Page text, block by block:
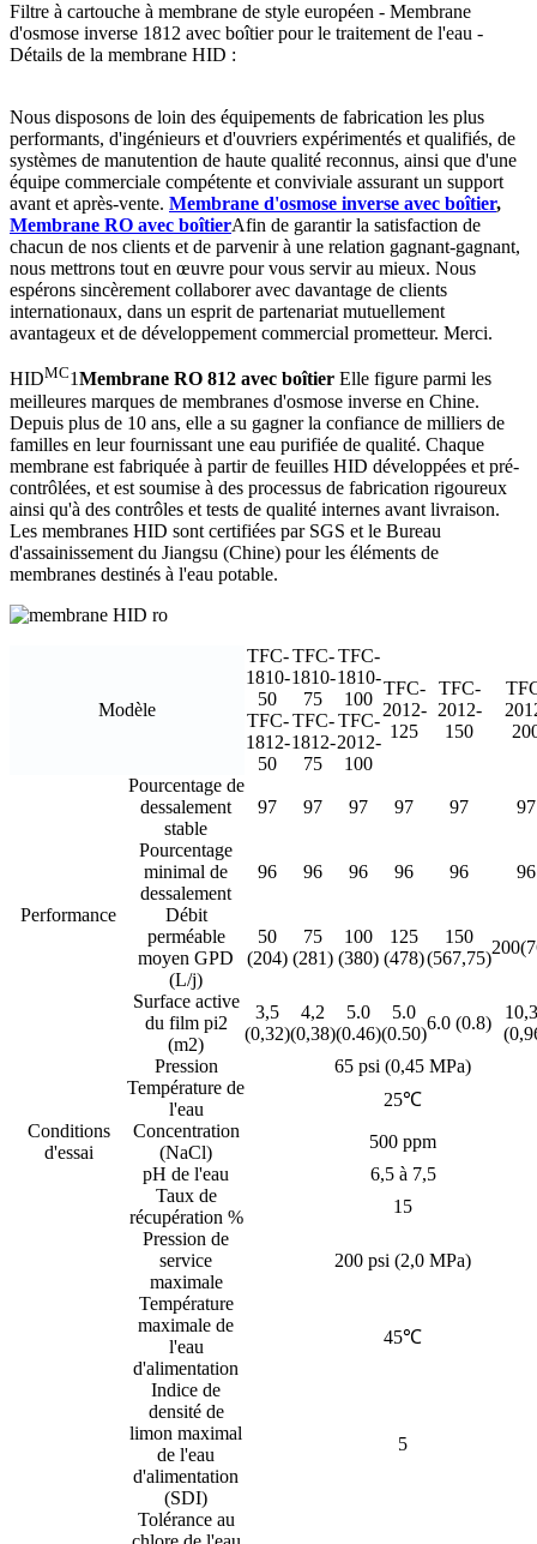
Filtre à cartouche à membrane de style européen - Membrane
d'osmose inverse 1812 avec boîtier pour le traitement de l'eau -
Détails de la membrane HID :
Nous disposons de loin des équipements de fabrication les plus
performants, d'ingénieurs et d'ouvriers expérimentés et qualifiés, de
systèmes de manutention de haute qualité reconnus, ainsi que d'une
équipe commerciale compétente et conviviale assurant un support
avant et après-vente. Membrane d'osmose inverse avec boîtier,
Membrane RO avec boîtierAfin de garantir la satisfaction de
chacun de nos clients et de parvenir à une relation gagnant-gagnant,
nous mettrons tout en œuvre pour vous servir au mieux. Nous
espérons sincèrement collaborer avec davantage de clients
internationaux, dans un esprit de partenariat mutuellement
avantageux et de développement commercial prometteur. Merci.
HIDMC1Membrane RO 812 avec boîtier Elle figure parmi les
meilleures marques de membranes d'osmose inverse en Chine.
Depuis plus de 10 ans, elle a su gagner la confiance de milliers de
familles en leur fournissant une eau purifiée de qualité. Chaque
membrane est fabriquée à partir de feuilles HID développées et pré-
contrôlées, et est soumise à des processus de fabrication rigoureux
ainsi qu'à des contrôles et tests de qualité internes avant livraison.
Les membranes HID sont certifiées par SGS et le Bureau
d'assainissement du Jiangsu (Chine) pour les éléments de
membranes destinés à l'eau potable.
Modèle
TFC-
1810-
50
TFC-
1810-
75
TFC-
1810-
100
TFC-
2012-
125
TFC-
2012-
150
TFC-
1812-
50
TFC-
1812-
75
TFC-
2012-
100
Performance
Pourcentage de
dessalement
stable
97 97 97 97 97 97
Pourcentage
minimal de
dessalement
96 96 96 96 96 96
Débit
perméable
moyen GPD
(L/j)
50
(204)
75
(281)
100
(380)
125
(478)
150
(567,75)
Surface active
du film pi2
(m2)
3,5
(0,32)
4,2
(0,38)
5.0
(0.46)
5.0
(0.50)
6.0 (0.8)
Conditions
d'essai
Pression
65 psi (0,45 MPa)
Température de
l'eau
25℃
Concentration
(NaCl)
500 ppm
pH de l'eau
6,5 à 7,5
Taux de
récupération %
15
Pression de
service
maximale
200 psi (2,0 MPa)
Température
maximale de
l'eau
d'alimentation
45℃
Indice de
densité de
limon maximal
de l'eau
d'alimentation
(SDI)
5
Tolérance au